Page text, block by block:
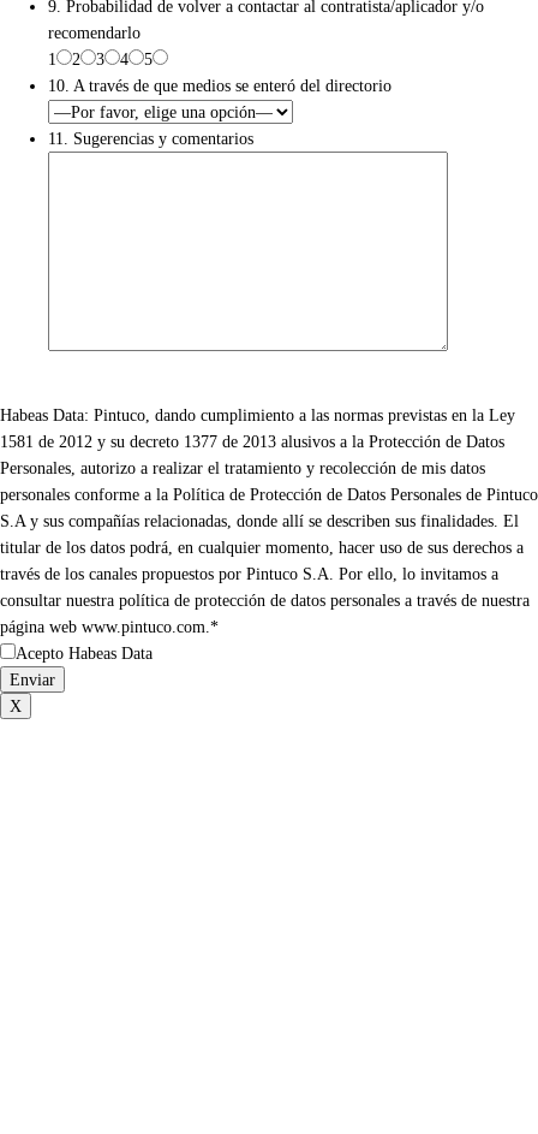
9. Probabilidad de volver a contactar al contratista/aplicador y/o
recomendarlo
1
2 3 4
5
10. A través de que medios se enteró del directorio
11. Sugerencias y comentarios
Habeas Data: Pintuco, dando cumplimiento a las normas previstas en la Ley
1581 de 2012 y su decreto 1377 de 2013 alusivos a la Protección de Datos
Personales, autorizo a realizar el tratamiento y recolección de mis datos
personales conforme a la Política de Protección de Datos Personales de Pintuco
S.A y sus compañías relacionadas, donde allí se describen sus finalidades. El
titular de los datos podrá, en cualquier momento, hacer uso de sus derechos a
través de los canales propuestos por Pintuco S.A. Por ello, lo invitamos a
consultar nuestra política de protección de datos personales a través de nuestra
página web www.pintuco.com.*
Acepto Habeas Data
X